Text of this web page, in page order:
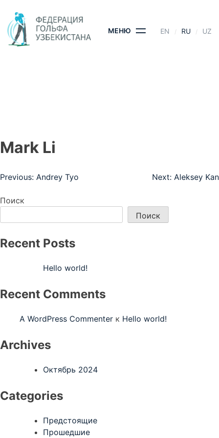
content
МЕНЮ EN RU UZ
Mark Li
Навигация
по
Previous: Andrey Tyo Next: Aleksey Kan
Поиск
Поиск
Recent Posts
Hello world!
Recent Comments
A WordPress Commenter к Hello world!
Archives
Октябрь 2024
Categories
Предстоящие
Прошедшие